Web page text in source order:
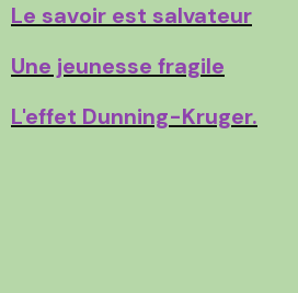
Le savoir est salvateur
Une jeunesse fragile
L'effet Dunning-Kruger.